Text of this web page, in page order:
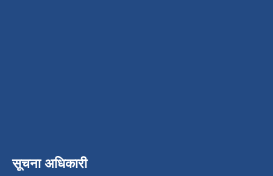
सूचना अधिकारी